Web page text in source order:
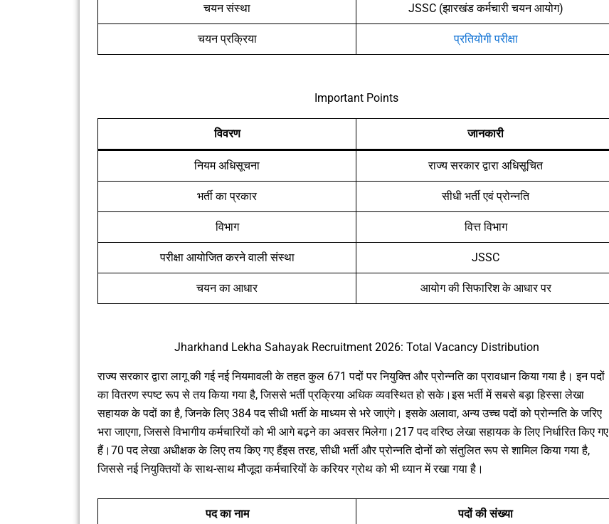
चयन संस्था JSSC (झारखंड कर्मचारी चयन आयोग)
चयन प्रक्रिया प्रतियोगी परीक्षा
Important Points
विवरण जानकारी
नियम अधिसूचना राज्य सरकार द्वारा अधिसूचित
भर्ती का प्रकार सीधी भर्ती एवं प्रोन्नति
विभाग वित्त विभाग
परीक्षा आयोजित करने वाली संस्था JSSC
चयन का आधार आयोग की सिफारिश के आधार पर
Jharkhand Lekha Sahayak Recruitment 2026: Total Vacancy Distribution
राज्य सरकार द्वारा लागू की गई नई नियमावली के तहत कुल 671 पदों पर नियुक्ति और प्रोन्नति का प्रावधान किया गया है। इन पदों
का वितरण स्पष्ट रूप से तय किया गया है, जिससे भर्ती प्रक्रिया अधिक व्यवस्थित हो सके।इस भर्ती में सबसे बड़ा हिस्सा लेखा
सहायक के पदों का है, जिनके लिए 384 पद सीधी भर्ती के माध्यम से भरे जाएंगे। इसके अलावा, अन्य उच्च पदों को प्रोन्नति के जरिए
भरा जाएगा, जिससे विभागीय कर्मचारियों को भी आगे बढ़ने का अवसर मिलेगा।217 पद वरिष्ठ लेखा सहायक के लिए निर्धारित किए गए
हैं।70 पद लेखा अधीक्षक के लिए तय किए गए हैंइस तरह, सीधी भर्ती और प्रोन्नति दोनों को संतुलित रूप से शामिल किया गया है,
जिससे नई नियुक्तियों के साथ-साथ मौजूदा कर्मचारियों के करियर ग्रोथ को भी ध्यान में रखा गया है।
पद का नाम पदों की संख्या